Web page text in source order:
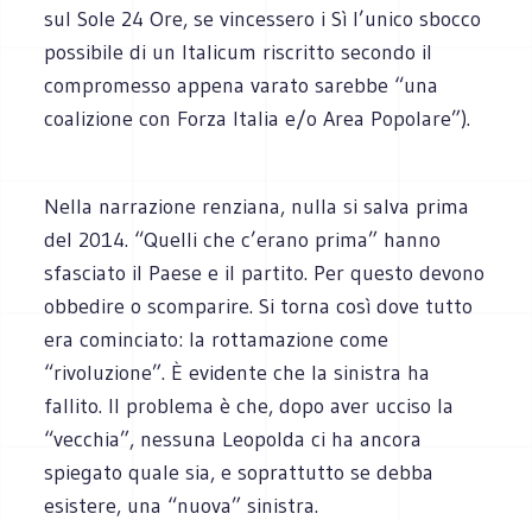
sul Sole 24 Ore, se vincessero i Sì l’unico sbocco
possibile di un Italicum riscritto secondo il
compromesso appena varato sarebbe “una
coalizione con Forza Italia e/o Area Popolare”).
Nella narrazione renziana, nulla si salva prima
del 2014. “Quelli che c’erano prima” hanno
sfasciato il Paese e il partito. Per questo devono
obbedire o scomparire. Si torna così dove tutto
era cominciato: la rottamazione come
“rivoluzione”. È evidente che la sinistra ha
fallito. Il problema è che, dopo aver ucciso la
“vecchia”, nessuna Leopolda ci ha ancora
spiegato quale sia, e soprattutto se debba
esistere, una “nuova” sinistra.